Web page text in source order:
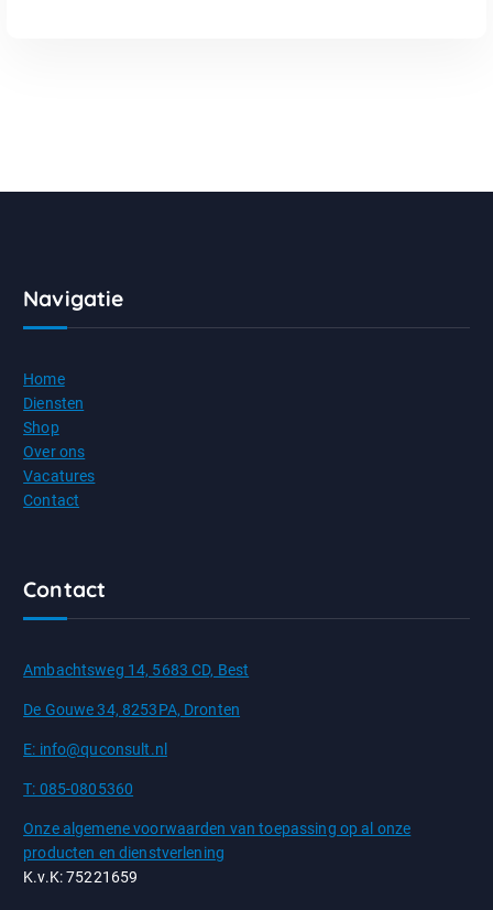
Navigatie
Home
Diensten
Shop
Over ons
Vacatures
Contact
Contact
Ambachtsweg 14, 5683 CD, Best
De Gouwe 34, 8253PA, Dronten
E: info@quconsult.nl
T: 085-0805360
Onze algemene voorwaarden van toepassing op al onze
producten en dienstverlening
K.v.K: 75221659